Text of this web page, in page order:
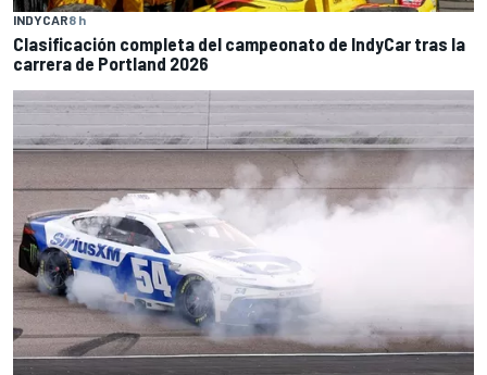
INDYCAR8 h
Clasificación completa del campeonato de IndyCar tras la
carrera de Portland 2026